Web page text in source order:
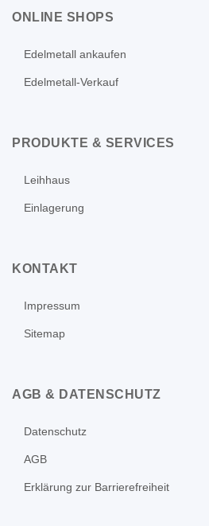
ONLINE SHOPS
Edelmetall ankaufen
Edelmetall-Verkauf
PRODUKTE & SERVICES
Leihhaus
Einlagerung
KONTAKT
Impressum
Sitemap
AGB & DATENSCHUTZ
Datenschutz
AGB
Erklärung zur Barrierefreiheit